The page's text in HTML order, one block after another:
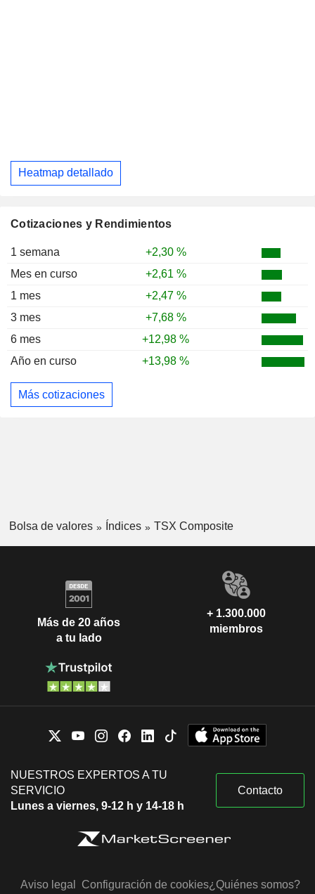
Heatmap detallado
Cotizaciones y Rendimientos
1 semana
+2,30 %
Mes en curso
+2,61 %
1 mes
+2,47 %
3 mes
+7,68 %
6 mes
+12,98 %
Año en curso
+13,98 %
Más cotizaciones
Bolsa de valores Índices TSX Composite
Más de 20 años
a tu lado
+ 1.300.000
miembros
NUESTROS EXPERTOS A TU
SERVICIO
Lunes a viernes, 9-12 h y 14-18 h
Contacto
Aviso legal Configuración de cookies¿Quiénes somos?